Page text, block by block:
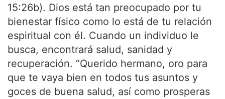
15:26b). Dios está tan preocupado por tu
bienestar físico como lo está de tu relación
espiritual con él. Cuando un individuo le
busca, encontrará salud, sanidad y
recuperación. “Querido hermano, oro para
que te vaya bien en todos tus asuntos y
goces de buena salud, así como prosperas